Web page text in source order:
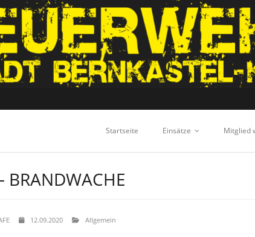
Startseite Einsätze Mitglied
BRANDWACHE
12.09.2020 Allgemein